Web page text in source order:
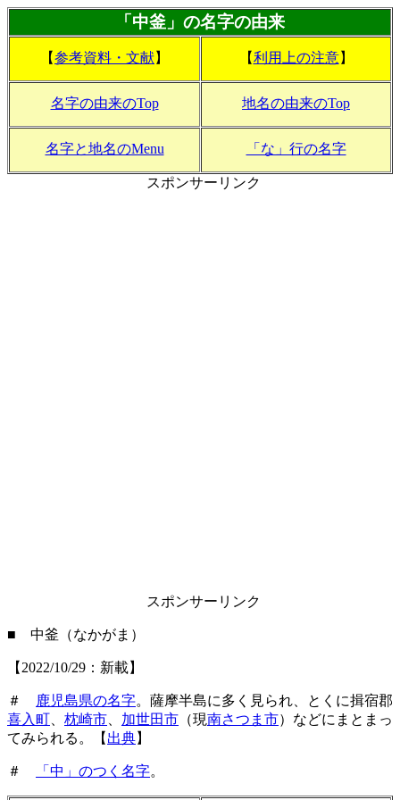
「中釜」の名字の由来
【参考資料・文献】 【利用上の注意】
名字の由来のTop 地名の由来のTop
名字と地名のMenu 「な」行の名字
スポンサーリンク
スポンサーリンク
■ 中釜（なかがま）
【2022/10/29：新載】
＃ 鹿児島県の名字。薩摩半島に多く見られ、とくに揖宿郡
喜入町
枕崎市 加世田市 （現南さつま市）などにまとまっ
てみられる。【 出典】
＃ 「中」のつく名字。